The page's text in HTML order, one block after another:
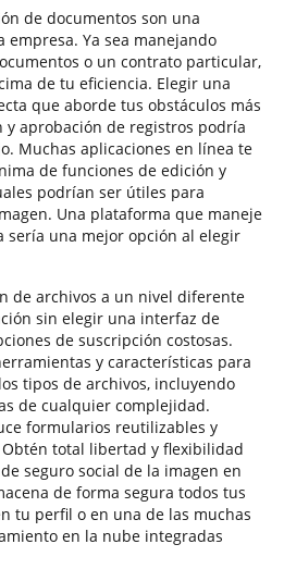
de documentos son una
Ya sea manejando
o un contrato particular,
de tu eficiencia. Elegir una
que aborde tus obstáculos más
y aprobación de registros podría
Muchas aplicaciones en línea te
de funciones de edición y
podrían ser útiles para
Una plataforma que maneje
sería una mejor opción al elegir
de archivos a un nivel diferente
sin elegir una interfaz de
de suscripción costosas.
y características para
tipos de archivos, incluyendo
de cualquier complejidad.
formularios reutilizables y
total libertad y flexibilidad
seguro social de la imagen en
de forma segura todos tus
tu perfil o en una de las muchas
en la nube integradas